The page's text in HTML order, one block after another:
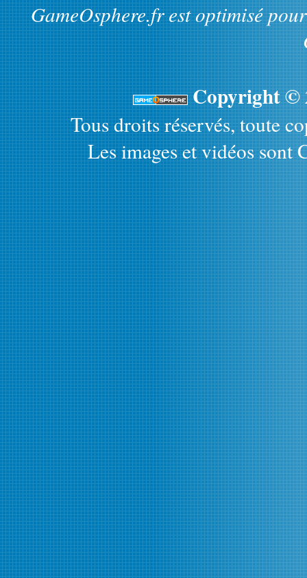
GameOsphere.fr est optimisé
Copyright ©
Tous droits réservés, toute
Les images et vidéos